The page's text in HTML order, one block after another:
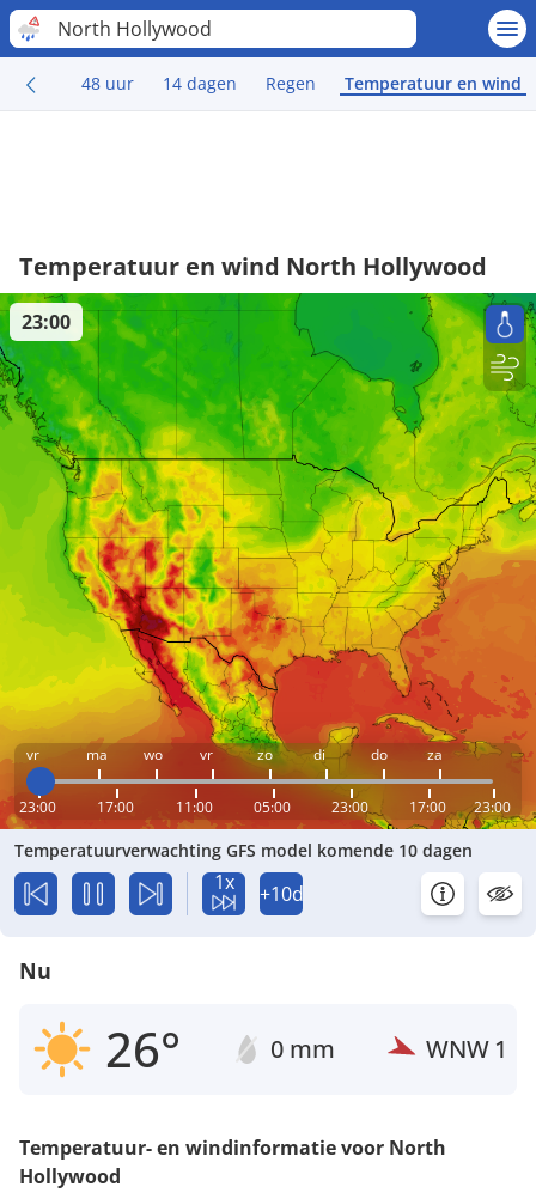
North Hollywood
48 uur 14 dagen Regen Temperatuur en wind
Temperatuur en wind North Hollywood
vr ma wo vr zo di do za
23:00 17:00 11:00 05:00 23:00 17:00 23:00
23:00
Temperatuurverwachting GFS model komende 10 dagen
1x +10d
Nu
26° 0 mm WNW 1
Temperatuur- en windinformatie voor North
Hollywood